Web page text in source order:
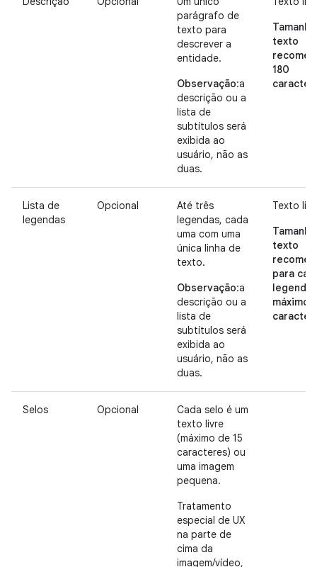
parágrafo de
texto para
descrever a
entidade.
Observação:a
descrição ou a
lista de
subtítulos será
exibida ao
usuário, não as
duas.
texto
180
Lista de
legendas
Opcional
Até três
legendas, cada
uma com uma
única linha de
texto.
Observação:a
descrição ou a
lista de
subtítulos será
exibida ao
usuário, não as
duas.
Texto
texto
para
legenda:
máximo
Selos Opcional
Cada selo é um
texto livre
(máximo de 15
caracteres) ou
uma imagem
pequena.
Tratamento
especial de UX
na parte de
cima da
imagem/vídeo,